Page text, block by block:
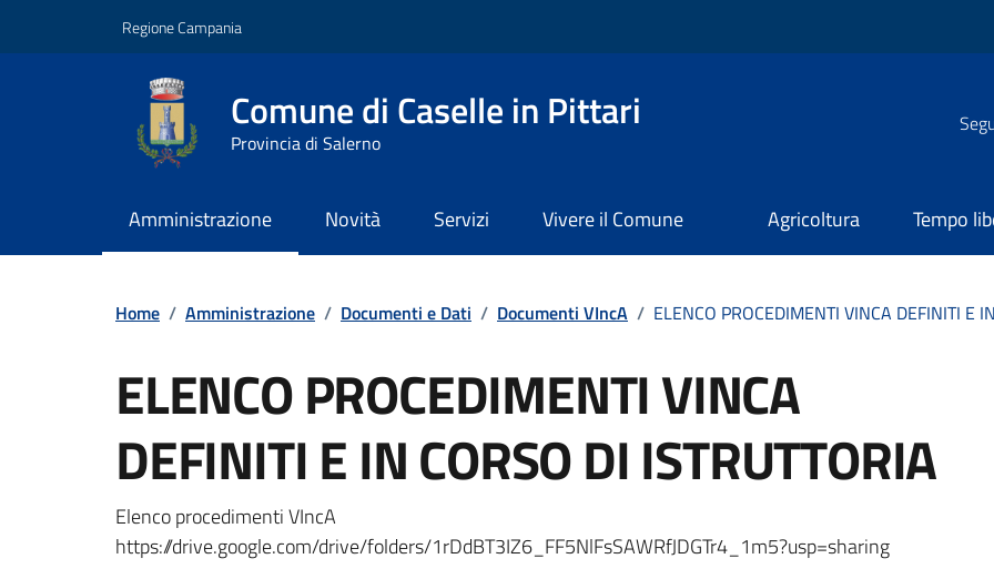
Regione Campania
Comune di Caselle in Pittari
Provincia di Salerno
Amministrazione Novità Servizi Vivere il Comune Agricoltura Tempo
Home / Amministrazione / Documenti e Dati / Documenti VIncA / ELENCO PROCEDIMENTI VINCA DEFINITI E
ELENCO PROCEDIMENTI VINCA
DEFINITI E IN CORSO DI ISTRUTTORIA
Dettagli del documento
Elenco procedimenti VIncA
https://drive.google.com/drive/folders/1rDdBT3IZ6_FF5NlFsSAWRfJDGTr4_1m5?usp=sharing